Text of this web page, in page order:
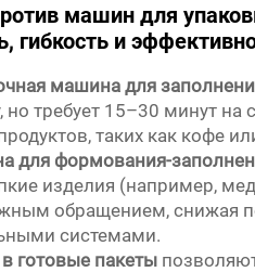
машин для
гибкость и
машина для
но требует 15–30 минут
таких как кофе
для формования-
изделия (например,
обращением, снижая
системами.
готовые пакеты